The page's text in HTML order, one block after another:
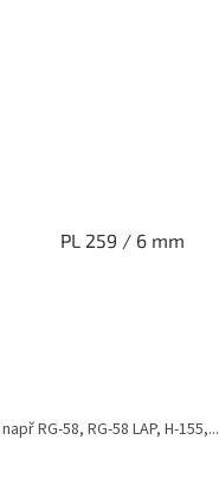
PL 259 / 6 mm
RG-58, RG-58 LAP, H-155,...